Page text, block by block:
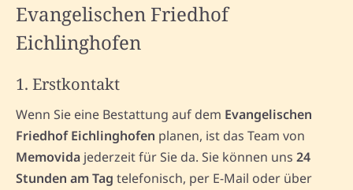
Evangelischen Friedhof
Eichlinghofen
1. Erstkontakt
Wenn Sie eine Bestattung auf dem Evangelischen
Friedhof Eichlinghofen planen, ist das Team von
Memovida jederzeit für Sie da. Sie können uns 24
Stunden am Tag telefonisch, per E-Mail oder über